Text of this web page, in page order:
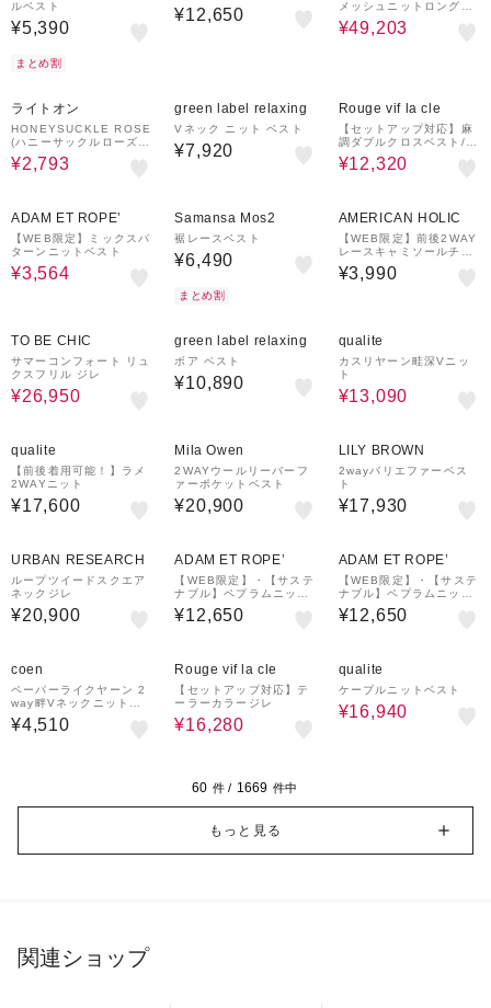
ルベスト
¥5,390
まとめ割
¥12,650
メッシュニットロングジ
レ
¥49,203
ライトオン
HONEYSUCKLE ROSE
(ハニーサックルローズ)
２ＷＡＹリボンキャミソ
ール
¥2,793
green label relaxing
Vネック ニット ベスト
¥7,920
Rouge vif la cle
【セットアップ対応】麻
調ダブルクロスベスト/ジ
レ
¥12,320
ADAM ET ROPE’
【WEB限定】ミックスパ
ターンニットベスト
¥3,564
Samansa Mos2
裾レースベスト
¥6,490
まとめ割
AMERICAN HOLIC
【WEB限定】前後2WAY
レースキャミソールチュ
ニック
¥3,990
TO BE CHIC
サマーコンフォート リュ
クスフリル ジレ
¥26,950
green label relaxing
ボア ベスト
¥10,890
qualite
カスリヤーン畦深Vニッ
ト
¥13,090
qualite
【前後着用可能！】ラメ
2WAYニット
¥17,600
Mila Owen
2WAYウールリーバーフ
ァーポケットベスト
¥20,900
LILY BROWN
2wayバリエファーベス
ト
¥17,930
URBAN RESEARCH
ループツイードスクエア
ネックジレ
¥20,900
ADAM ET ROPE’
【WEB限定】・【サステ
ナブル】ペプラムニット
ジレ
¥12,650
ADAM ET ROPE’
【WEB限定】・【サステ
ナブル】ペプラムニット
ジレ
¥12,650
coen
ペーパーライクヤーン 2
way畔Vネックニットベ
スト
¥4,510
Rouge vif la cle
【セットアップ対応】テ
ーラーカラージレ
¥16,280
qualite
ケーブルニットベスト
¥16,940
60 件 / 1669 件中
もっと見る
関連ショップ